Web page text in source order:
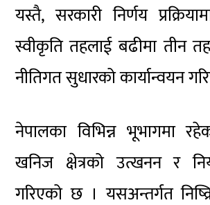
यस्तै, सरकारी निर्णय
स्वीकृति तहलाई बढीमा तीन
नीतिगत सुधारको कार्यान्वयन
नेपालका विभिन्न भूभागमा
खनिज क्षेत्रको उत्खनन र
गरिएको छ । यसअन्तर्गत